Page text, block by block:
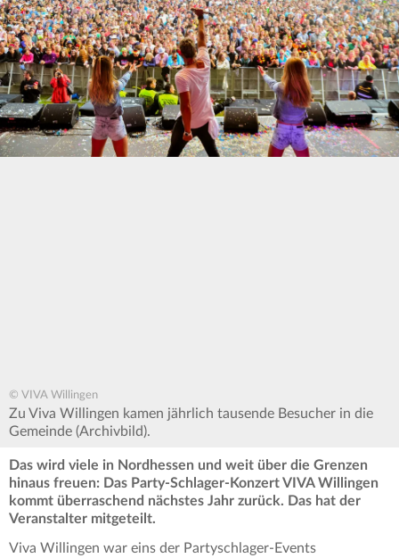
© VIVA Willingen
Zu Viva Willingen kamen jährlich tausende Besucher in die
Gemeinde (Archivbild).
Das wird viele in Nordhessen und weit über die Grenzen
hinaus freuen: Das Party-Schlager-Konzert VIVA Willingen
kommt überraschend nächstes Jahr zurück. Das hat der
Veranstalter mitgeteilt.
Viva Willingen war eins der Partyschlager-Events